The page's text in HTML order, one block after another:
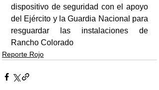
dispositivo de seguridad con el apoyo
del Ejército y la Guardia Nacional para
resguardar las instalaciones de
Rancho Colorado
Reporte Rojo